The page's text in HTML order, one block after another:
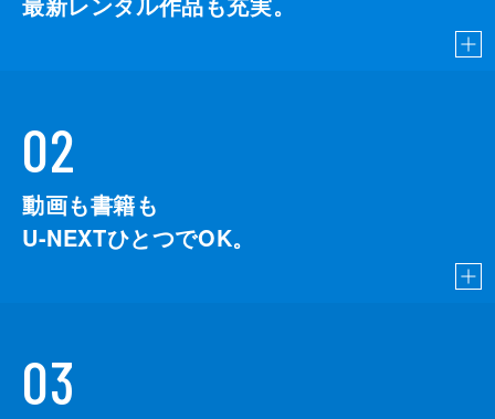
02
動画も書籍も
U-NEXTひとつでOK。
03